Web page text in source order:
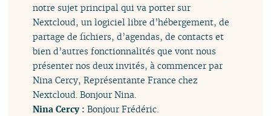
notre sujet principal qui va porter sur
Nextcloud, un logiciel libre d’hébergement, de
partage de fichiers, d’agendas, de contacts et
bien d’autres fonctionnalités que vont nous
présenter nos deux invités, à commencer par
Nina Cercy, Représentante France chez
Nextcloud. Bonjour Nina.
Nina Cercy :Bonjour Frédéric.